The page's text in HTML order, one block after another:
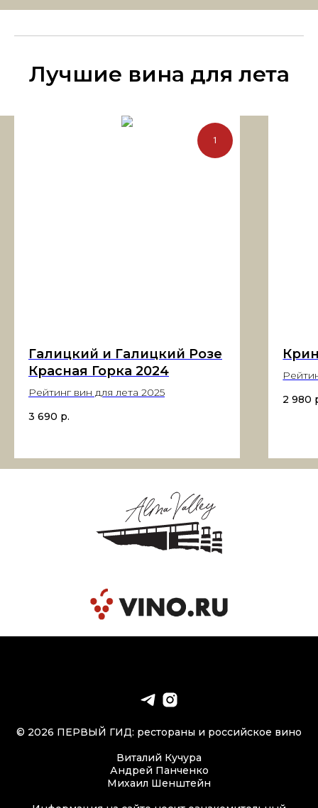
Лучшие вина для лета
1
Галицкий и Галицкий Розе
Красная Горка 2024
Рейтинг вин для лета 2025
3 690 р.
2 980
© 2026 ПЕРВЫЙ ГИД: рестораны и российское вино
Виталий Кучура
Андрей Панченко
Михаил Шенштейн